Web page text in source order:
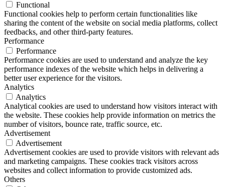
Functional
Functional cookies help to perform certain functionalities like
sharing the content of the website on social media platforms, collect
feedbacks, and other third-party features.
Performance
Performance
Performance cookies are used to understand and analyze the key
performance indexes of the website which helps in delivering a
better user experience for the visitors.
Analytics
Analytics
Analytical cookies are used to understand how visitors interact with
the website. These cookies help provide information on metrics the
number of visitors, bounce rate, traffic source, etc.
Advertisement
Advertisement
Advertisement cookies are used to provide visitors with relevant ads
and marketing campaigns. These cookies track visitors across
websites and collect information to provide customized ads.
Others